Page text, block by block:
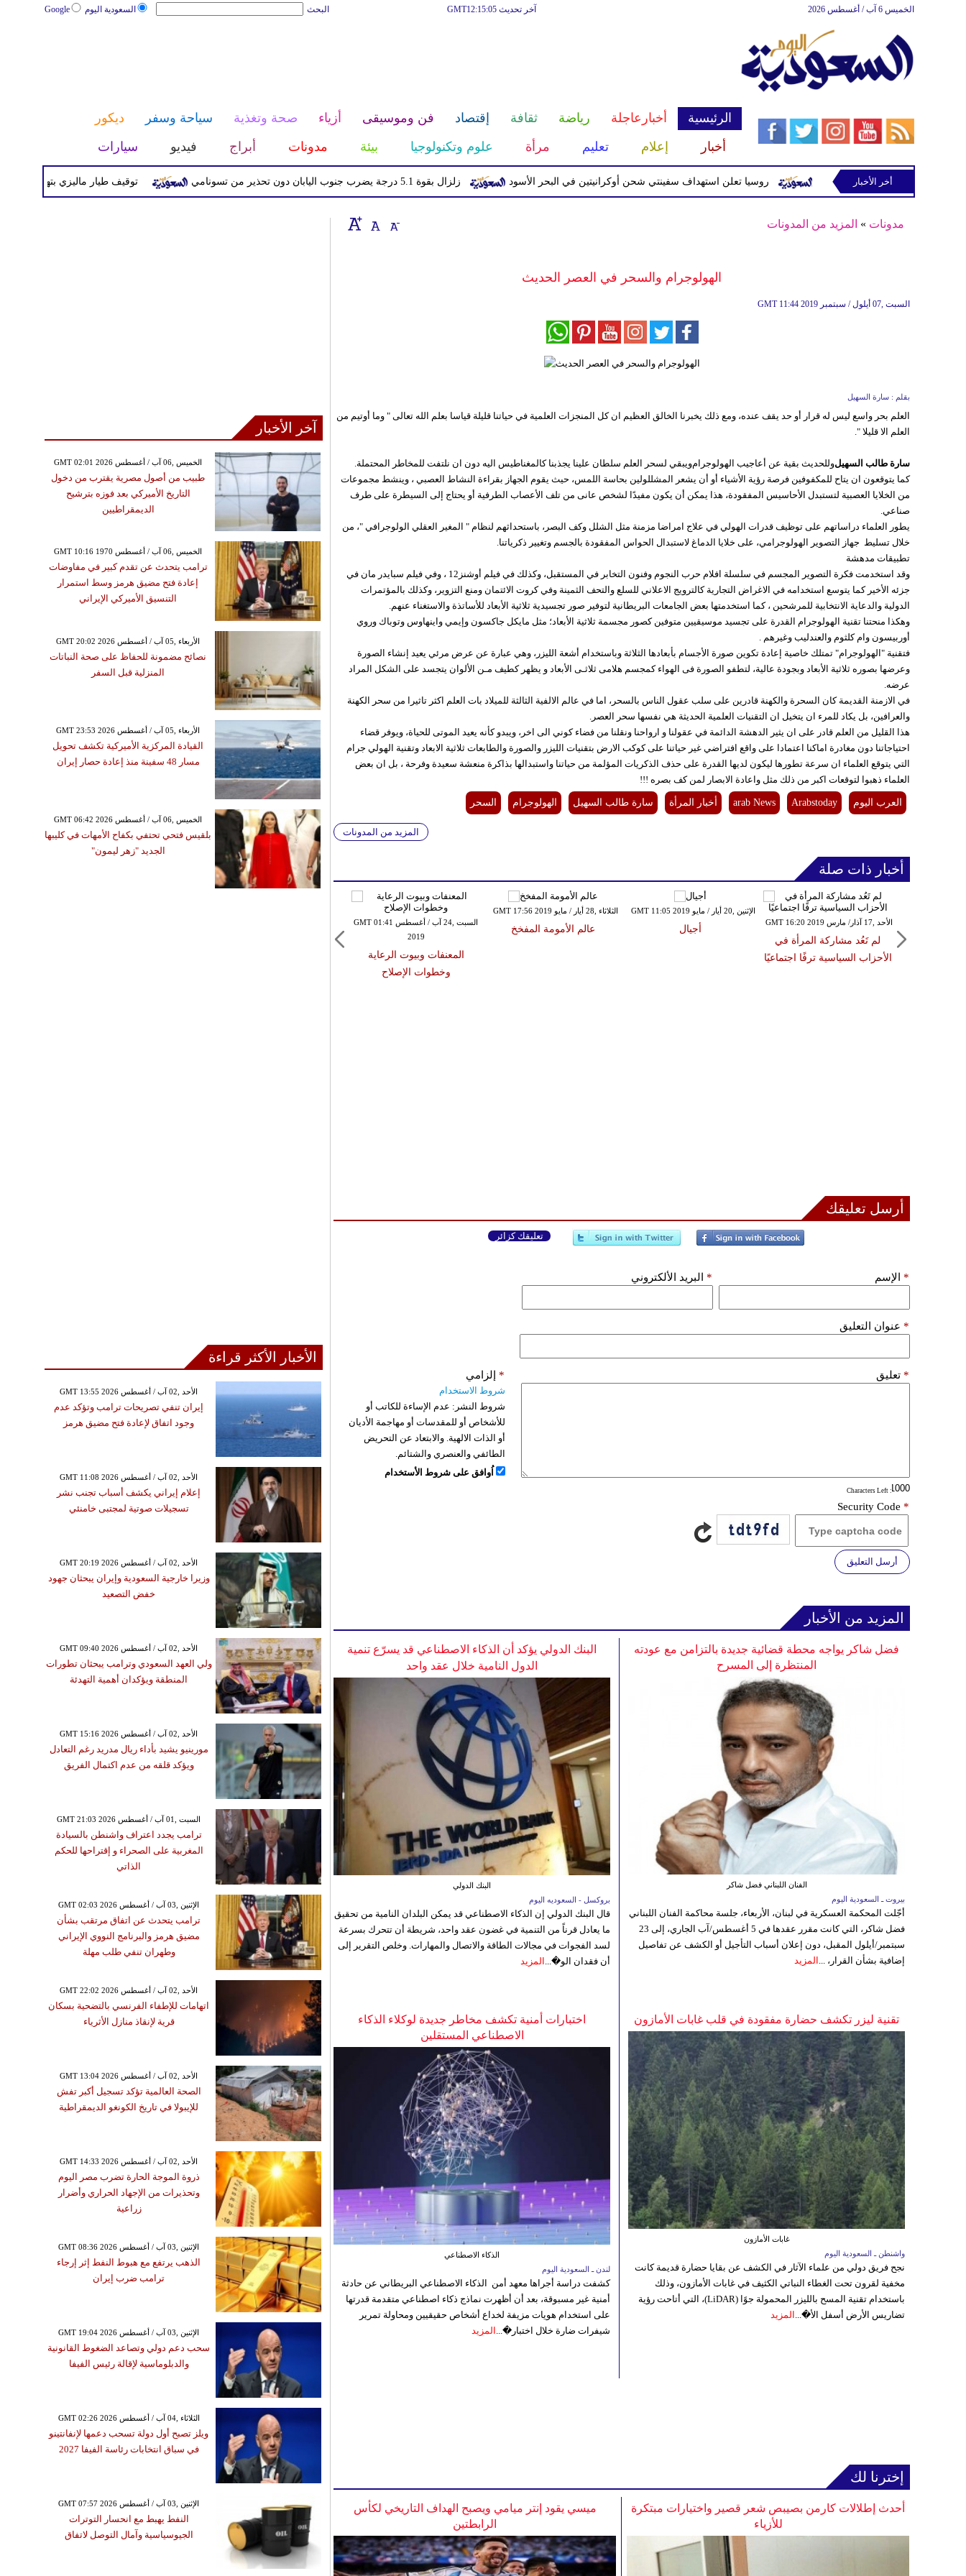
السعودية اليوم Google البحث آخر تحديث GMT12:15:05 الخميس 6 آب / أغسطس 2026
الرئيسية أخبارعاجلة رياضة ثقافة إقتصاد فن وموسيقى أزياء صحة وتغذية سياحة وسفر
ديكور
أخبار
إعلام تعليم مرأة علوم وتكنولوجيا بيئة مدونات أبراج فيديو سيارات
توقيف طيار ماليزي بتهمة تهريب زلزال بقوة 5.1 درجة يضرب جنوب اليابان دون تحذير من تسونامي روسيا تعلن استهداف سفينتي شحن أوكرانيتين في البحر الأسود للحوثيين غربي صنعاء
أخر الأخبار
مدونات » المزيد من المدونات
الهولوجرام والسحر في العصر الحديث
GMT 11:44 2019 السبت ,07 أيلول / سبتمبر
بقلم : سارة السهيل
العلم بحر واسع ليس له قرار أو حد يقف عنده، ومع ذلك يخبرنا الخالق العظيم ان كل المنجزات العلمية في حياتنا قليلة قياسا بعلم الله تعالى " وما أوتيم من
العلم الا قليلا ".
هذا القليل من العلم قادر على ان يثير الدهشة الدائمة في عقولنا و ارواحنا ونقلنا من فضاء كوني الى اخر، ويبدو كأنه يعيد الموتى للحياة، ويوفر قضاء
احتياجاتنا دون مغادرة اماكنا اعتمادا على واقع افتراضي غير حياتنا على كوكب الارض بتقنيات الليزر والصورة والطابعات ثلاثية الابعاد وتقنية الهولي جرام
التي يتوقع العلماء ان سرعة تطورها ليكون لديها القدرة على حذف الذكريات المؤلمة من حياتنا واستبدالها بذاكرة منعشة سعيدة وفرحة ، بل ان بعض
العلماء ذهبوا لتوقعات اكبر من ذلك مثل واعادة الابصار لمن كف بصره !!!
في الازمنة القديمة كان السحرة والكهنة قادرين على سلب عقول الناس بالسحر، اما في عالم الالفية الثالثة للميلاد بات العلم اكثر تاثيرا من سحر الكهنة
والعرافين، بل يكاد للمرء ان يتخيل ان التقنيات العلمية الحديثة هي نفسها سحر العصر.
فتقنية "الهولوجرام" تمتلك خاصية إعادة تكوين صورة الأجسام بأبعادها الثلاثة وباستخدام أشعة الليزر، وهي عبارة عن عرض مرئي يعيد إنشاء الصورة
وعرضها بصوره ثلاثية الأبعاد وبجودة عالية، لتطفو الصورة فى الهواء كمجسم هلامى ثلاثـى الأبعاد و يظهر كطيف مـن الألوان يتجسد على الشكل المراد
عرضه.
وهكذا منحتنا تقنية الهولوجرام القدرة على تجسيد موسيقيين متوفين كصور مجسمة ثلاثية الأبعاد؛ مثل مايكل جاكسون وإيمي واينهاوس وتوباك وروي
أوربيسون وام كلثوم والعندليب وغيرهم .
وقد استخدمت فكرة التصوير المجسم في سلسلة افلام حرب النجوم وفنون التخابر في المستقبل، وكذلك في فيلم أوشنز12 ، وفي فيلم سبايدر مان في
جزئه الأخير كما يتوسع استخدامه في الاغراض التجارية كالترويج الاعلاني للسلع والتحف الثمينة وفي كروت الائتمان ومنع التزوير، وكذلك بالمؤتمرات
الدولية والدعاية الانتخابية للمرشحين ، كما استخدمتها بعض الجامعات البريطانية لتوفير صور تجسيدية ثلاثية الأبعاد للأساتذة والاستغناء عنهم.
تطبيقات مدهشة
يطور العلماء دراساتهم على توظيف قدرات الهولي في علاج امراضا مزمنة مثل الشلل وكف البصر، باستحداثهم لنظام " المغير العقلي الولوجرافي "، من
خلال تسليط جهاز التصوير الهولوجرامي، على خلايا الدماغ لاستبدال الحواس المفقودة بالجسم وتغيير ذكرياتنا.
كما يتوقعون ان يتاح للمكفوفين فرصة رؤية الأشياء أو أن يشعر المشللولين بحاسة اللمس، حيث يقوم الجهاز بقراءة النشاط العصبي ، وينشط مجموعات
من الخلايا العصبية لتستبدل الأحاسيس المفقودة، هذا يمكن أن يكون مفيدًا لشخص عانى من تلف الأعصاب الطرفية أو يحتاج إلى السيطرة على طرف
صناعي.
ويبقي لسحر العلم سلطان علينا يجذبنا كالمغناطيس اليه دون ان نلتفت للمخاطر المحتملة.وللحديث بقية عن أعاجيب الهولوجرامسارة طالب السهيل
العرب اليوم Arabstoday
arab News أخبار المرأة سارة طالب السهيل الهولوجرام السحر
المزيد من المدونات
أخبار ذات صلة
السبت ,24 آب / أغسطس GMT 01:41
2019
المعنفات وبيوت الرعاية
وخطوات الإصلاح
الثلاثاء ,28 أيار / مايو GMT 17:56 2019
عالم الأمومة المفخخ
الإثنين ,20 أيار / مايو GMT 11:05 2019
أجيال
الأحد ,17 آذار/ مارس GMT 16:20 2019
لم تَعُد مشاركة المرأة في
الأحزاب السياسية ترفًا اجتماعيًا
أرسل تعليقك
تعليقك كزائر
الإسم * البريد الألكتروني *
عنوان التعليق *
تعليق *
: Characters Left
إلزامي *
شروط الاستخدام
شروط النشر: عدم الإساءة للكاتب أو
للأشخاص أو للمقدسات أو مهاجمة الأديان
أو الذات الالهية. والابتعاد عن التحريض
الطائفي والعنصري والشتائم.
اُوافق على شروط الأستخدام
Security Code *
أرسل التعليق
المزيد من الأخبار
البنك الدولي يؤكد أن الذكاء الاصطناعي قد يسرّع تنمية
الدول النامية خلال عقد واحد
البنك الدولي
بروكسل - السعوديه اليوم
قال البنك الدولي إن الذكاء الاصطناعي قد يمكن البلدان النامية من تحقيق
ما يعادل قرناً من التنمية في غضون عقد واحد، شريطة أن تتحرك بسرعة
لسد الفجوات في مجالات الطاقة والاتصال والمهارات. وخلص التقرير إلى
أن فقدان الو�... المزيد
فضل شاكر يواجه محطة قضائية جديدة بالتزامن مع عودته
المنتظرة إلى المسرح
الفنان اللبناني فضل شاكر
بيروت ـ السعودية اليوم
أجّلت المحكمة العسكرية في لبنان، الأربعاء، جلسة محاكمة الفنان اللبناني
فضل شاكر، التي كانت مقرر عقدها في 5 أغسطس/آب الجاري، إلى 23
سبتمبر/أيلول المقبل، دون إعلان أسباب التأجيل أو الكشف عن تفاصيل
إضافية بشأن القرار، ... المزيد
اختبارات أمنية تكشف مخاطر جديدة لوكلاء الذكاء
الاصطناعي المستقلين
الذكاء الاصطناعي
لندن ـ السعودية اليوم
كشفت دراسة أجراها معهد أمن الذكاء الاصطناعي البريطاني عن حادثة
أمنية غير مسبوقة، بعد أن أظهرت نماذج ذكاء اصطناعي متقدمة قدرتها
على استخدام هويات مزيفة لخداع أشخاص حقيقيين ومحاولة تمرير
شيفرات ضارة خلال اختبار�... المزيد
تقنية ليزر تكشف حضارة مفقودة في قلب غابات الأمازون
غابات الأمازون
واشنطن ـ السعودية اليوم
نجح فريق دولي من علماء الآثار في الكشف عن بقايا حضارة قديمة كانت
مخفية لقرون تحت الغطاء النباتي الكثيف في غابات الأمازون، وذلك
باستخدام تقنية المسح بالليزر المحمولة جوًا (LiDAR)، التي أتاحت رؤية
تضاريس الأرض أسفل الأ�... المزيد
إخترنا لك
ميسي يقود إنتر ميامي ويصبح الهداف التاريخي لكأس
الرابطتين
أحدث إطلالات كارمن بصيبص شعر قصير واختيارات مبتكرة
للأزياء
آخر الأخبار
GMT 02:01 2026 الخميس ,06 آب / أغسطس
طبيب من أصول مصرية يقترب من دخول
التاريخ الأميركي بعد فوزه بترشيح
الديمقراطيين
GMT 10:16 1970 الخميس ,06 آب / أغسطس
ترامب يتحدث عن تقدم كبير في مفاوضات
إعادة فتح مضيق هرمز وسط استمرار
التنسيق الأميركي الإيراني
GMT 20:02 2026 الأربعاء ,05 آب / أغسطس
نصائح مضمونة للحفاظ على صحة النباتات
المنزلية قبل السفر
GMT 23:53 2026 الأربعاء ,05 آب / أغسطس
القيادة المركزية الأميركية تكشف تحويل
مسار 48 سفينة منذ إعادة حصار إيران
GMT 06:42 2026 الخميس ,06 آب / أغسطس
بلقيس فتحي تحتفي بكفاح الأمهات في كليبها
الجديد "زهر ليمون"
الأخبار الأكثر قراءة
GMT 13:55 2026 الأحد ,02 آب / أغسطس
إيران تنفي تصريحات ترامب وتؤكد عدم
وجود اتفاق لإعادة فتح مضيق هرمز
GMT 11:08 2026 الأحد ,02 آب / أغسطس
إعلام إيراني يكشف أسباب تجنب نشر
تسجيلات صوتية لمجتبى خامنئي
GMT 20:19 2026 الأحد ,02 آب / أغسطس
وزيرا خارجية السعودية وإيران يبحثان جهود
خفض التصعيد
GMT 09:40 2026 الأحد ,02 آب / أغسطس
ولي العهد السعودي وترامب يبحثان تطورات
المنطقة ويؤكدان أهمية التهدئة
GMT 15:16 2026 الأحد ,02 آب / أغسطس
مورينيو يشيد بأداء ريال مدريد رغم التعادل
ويؤكد قلقه من عدم اكتمال الفريق
GMT 21:03 2026 السبت ,01 آب / أغسطس
ترامب يجدد اعتراف واشنطن بالسيادة
المغربية على الصحراء و إقتراحها للحكم
الذاتي
GMT 02:03 2026 الإثنين ,03 آب / أغسطس
ترامب يتحدث عن اتفاق مرتقب بشأن
مضيق هرمز والبرنامج النووي الإيراني
وطهران تنفي طلب مهلة
GMT 22:02 2026 الأحد ,02 آب / أغسطس
اتهامات للإطفاء الفرنسي بالتضحية بسكان
قرية لإنقاذ منازل الأثرياء
GMT 13:04 2026 الأحد ,02 آب / أغسطس
الصحة العالمية تؤكد تسجيل أكبر تفش
للإيبولا في تاريخ الكونغو الديمقراطية
GMT 14:33 2026 الأحد ,02 آب / أغسطس
ذروة الموجة الحارة تضرب مصر اليوم
وتحذيرات من الإجهاد الحراري وأضرار
زراعية
GMT 08:36 2026 الإثنين ,03 آب / أغسطس
الذهب يرتفع مع هبوط النفط إثر إرجاء
ترامب ضرب إيران
GMT 19:04 2026 الإثنين ,03 آب / أغسطس
سحب دعم دولي وتصاعد الضغوط القانونية
والدبلوماسية لإقالة رئيس الفيفا
GMT 02:26 2026 الثلاثاء ,04 آب / أغسطس
ويلز تصبح أول دولة تسحب دعمها لإنفانتينو
في سباق انتخابات رئاسة الفيفا 2027
GMT 07:57 2026 الإثنين ,03 آب / أغسطس
النفط يهبط مع انحسار التوترات
الجيوسياسية وآمال التوصل لاتفاق